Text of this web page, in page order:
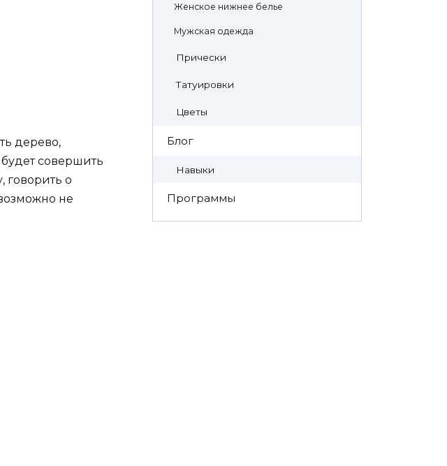
дерево,
совершить
говорить о
не
Женское нижнее белье
Мужская одежда
Прически
Татуировки
Цветы
Блог
Навыки
Программы